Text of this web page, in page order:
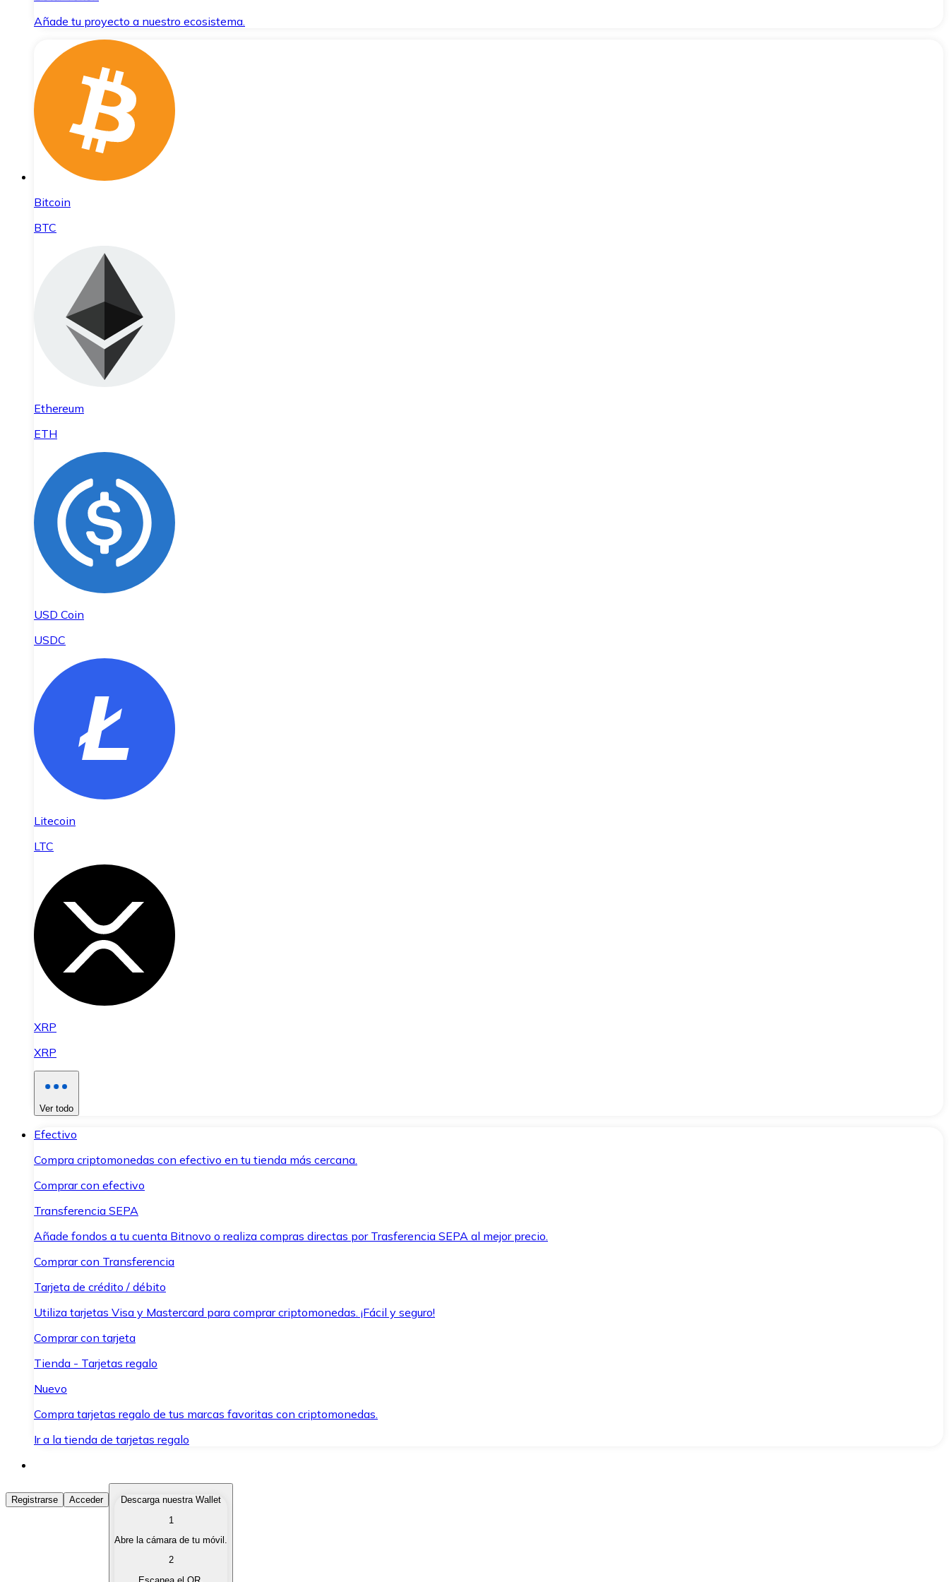
Añade tu proyecto a nuestro ecosistema.
Bitcoin
BTC
Ethereum
ETH
USD Coin
USDC
Litecoin
LTC
XRP
XRP
Ver todo
Efectivo
Compra criptomonedas con efectivo en tu tienda más cercana.
Comprar con efectivo
Transferencia SEPA
Añade fondos a tu cuenta Bitnovo o realiza compras directas por Trasferencia SEPA al mejor precio.
Comprar con Transferencia
Tarjeta de crédito / débito
Utiliza tarjetas Visa y Mastercard para comprar criptomonedas. ¡Fácil y seguro!
Comprar con tarjeta
Tienda - Tarjetas regalo
Nuevo
Compra tarjetas regalo de tus marcas favoritas con criptomonedas.
Ir a la tienda de tarjetas regalo
Comprar Criptomonedas
Compra criptomonedas con diferentes métodos de pago.
Vende tus criptomonedas de forma rápida y segura.
Registrarse Acceder
Descarga nuestra Wallet
1
Abre la cámara de tu móvil.
2